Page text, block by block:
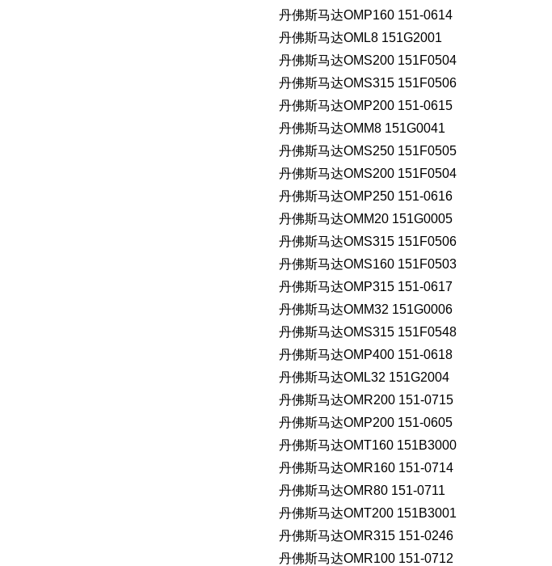
丹佛斯马达OMP160 151-0614
丹佛斯马达OML8 151G2001
丹佛斯马达OMS200 151F0504
丹佛斯马达OMS315 151F0506
丹佛斯马达OMP200 151-0615
丹佛斯马达OMM8 151G0041
丹佛斯马达OMS250 151F0505
丹佛斯马达OMS200 151F0504
丹佛斯马达OMP250 151-0616
丹佛斯马达OMM20 151G0005
丹佛斯马达OMS315 151F0506
丹佛斯马达OMS160 151F0503
丹佛斯马达OMP315 151-0617
丹佛斯马达OMM32 151G0006
丹佛斯马达OMS315 151F0548
丹佛斯马达OMP400 151-0618
丹佛斯马达OML32 151G2004
丹佛斯马达OMR200 151-0715
丹佛斯马达OMP200 151-0605
丹佛斯马达OMT160 151B3000
丹佛斯马达OMR160 151-0714
丹佛斯马达OMR80 151-0711
丹佛斯马达OMT200 151B3001
丹佛斯马达OMR315 151-0246
丹佛斯马达OMR100 151-0712